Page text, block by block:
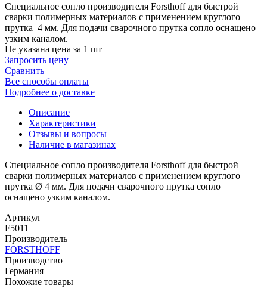
Специальное сопло производителя Forsthoff для быстрой
сварки полимерных материалов с применением круглого
прутка 4 мм. Для подачи сварочного прутка сопло оснащено
узким каналом.
Не указана цена за 1 шт
Запросить цену
Сравнить
Все способы оплаты
Подробнее о доставке
Описание
Характеристики
Отзывы и вопросы
Наличие в магазинах
Специальное сопло производителя Forsthoff для быстрой
сварки полимерных материалов с применением круглого
прутка Ø 4 мм. Для подачи сварочного прутка сопло
оснащено узким каналом.
Артикул
F5011
Производитель
FORSTHOFF
Производство
Германия
Похожие товары